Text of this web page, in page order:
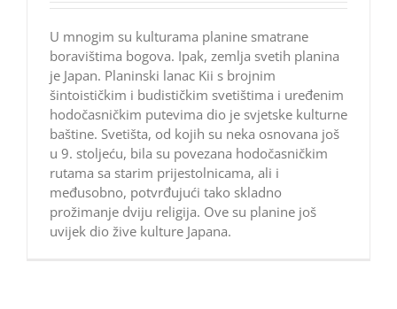
U mnogim su kulturama planine smatrane
boravištima bogova. Ipak, zemlja svetih planina
je Japan. Planinski lanac Kii s brojnim
šintoističkim i budističkim svetištima i uređenim
hodočasničkim putevima dio je svjetske kulturne
baštine. Svetišta, od kojih su neka osnovana još
u 9. stoljeću, bila su povezana hodočasničkim
rutama sa starim prijestolnicama, ali i
međusobno, potvrđujući tako skladno
prožimanje dviju religija. Ove su planine još
uvijek dio žive kulture Japana.